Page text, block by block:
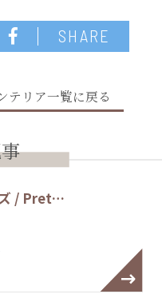
SHARE
テリア一覧に戻る
ズ / Pret…